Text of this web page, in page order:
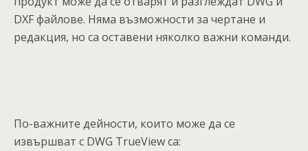
DXF файлове. Няма възможности за чертане и
редакция, но са оставени няколко важни команди.
По-важните дейности, които може да се
извършват с DWG TrueView са: